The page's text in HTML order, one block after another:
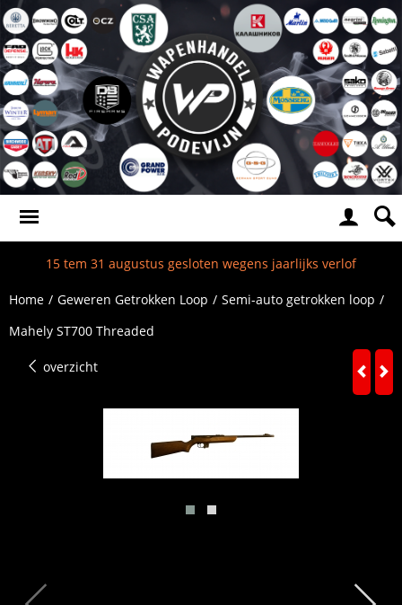
15 tem 31 augustus gesloten wegens jaarlijks verlof
Home / Geweren Getrokken Loop / Semi-auto getrokken loop /
Mahely ST700 Threaded
overzicht